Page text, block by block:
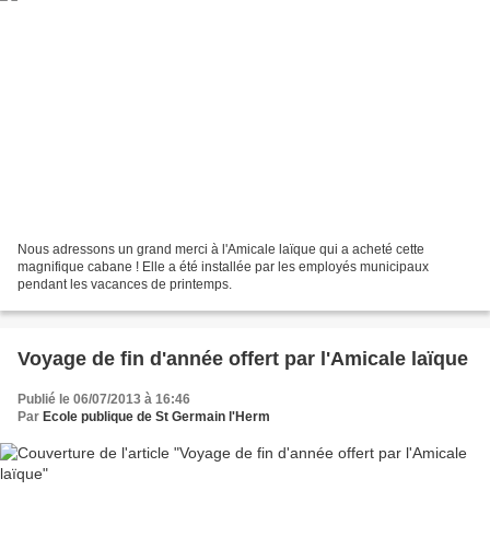
Nous adressons un grand merci à l'Amicale laïque qui a acheté cette
magnifique cabane ! Elle a été installée par les employés municipaux
pendant les vacances de printemps.
Voyage de fin d'année offert par l'Amicale laïque
Publié le 06/07/2013 à 16:46
Par Ecole publique de St Germain l'Herm